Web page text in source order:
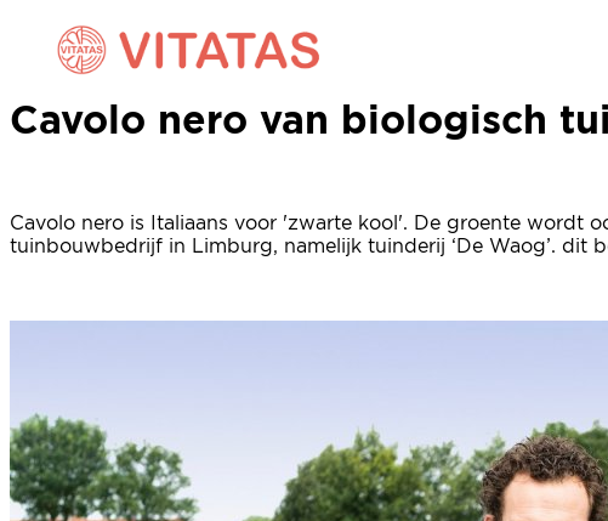
Cavolo nero van biologisch
Cavolo nero van biologisch
Cavolo nero is Italiaans voor 'zwarte kool'. De groente wordt
tuinbouwbedrijf in Limburg, namelijk tuinderij ‘De Waog’. dit